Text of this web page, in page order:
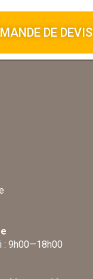
DE DEVIS
: 9h00—18h00